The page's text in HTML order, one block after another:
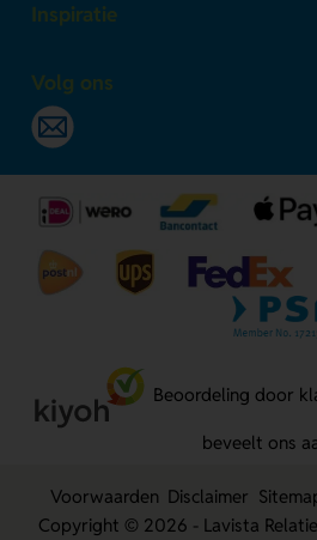
Inspiratie
Volg ons
Beoordeling door
beveelt ons
Voorwaarden Disclaimer
Copyright © 2026 - Lavista